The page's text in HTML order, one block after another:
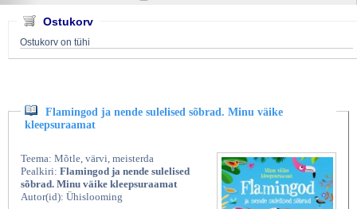
Ostukorv
Ostukorv on tühi
Flamingod ja nende sulelised sõbrad. Minu väike
kleepsuraamat
Teema: Mõtle, värvi, meisterda
Pealkiri: Flamingod ja nende sulelised
sõbrad. Minu väike kleepsuraamat
Autor(id): Ühislooming